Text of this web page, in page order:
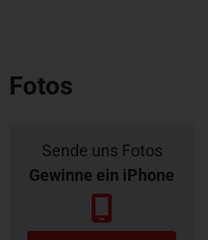
Fotos
Sende uns Fotos
Gewinne ein iPhone